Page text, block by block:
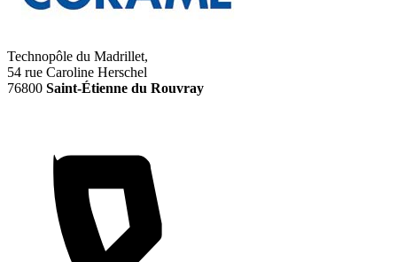
Technopôle du Madrillet,
54 rue Caroline Herschel
76800 Saint-Étienne du Rouvray